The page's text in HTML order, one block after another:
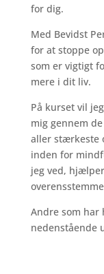
for dig.
Med Bevidst
for at stoppe
som er vigtigt
mere i dit liv.
På kurset vil
mig gennem
aller stærkeste
inden for
jeg ved,
Andre som har
nedenstående